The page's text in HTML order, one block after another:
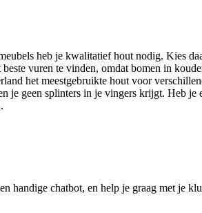
heb je kwalitatief hout nodig. Kies
vuren te vinden, omdat bomen in
het meestgebruikte hout voor
je geen splinters in je vingers krijgt. Heb
handige chatbot, en help je graag met je